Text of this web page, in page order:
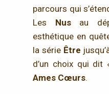
parcours qui
Les Nusau
esthétique en
la série Être
d’un choix qui
Ames Cœurs.